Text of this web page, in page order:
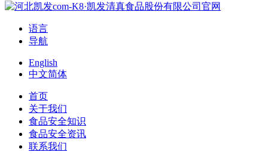
语言
导航
English
中文简体
首页
关于我们
食品安全知识
食品安全资讯
联系我们